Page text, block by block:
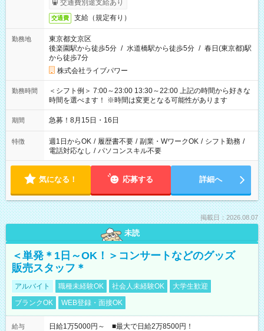
交通費別途支給あり
交通費 支給（規定有り）
勤務地
東京都文京区
後楽園駅から徒歩5分 / 水道橋駅から徒歩5分 / 春日(東京都)駅
から徒歩7分
株式会社ライブパワー
勤務時間
＜シフト例＞ 7:00～23:00 13:30～22:00 上記の時間から好きな
時間を選べます！ ※時間は変更となる可能性があります
期間 急募！8月15日・16日
特徴 週1日からOK / 履歴書不要 / 副業・WワークOK / シフト勤務 /
電話対応なし / パソコンスキル不要
気になる！ 応募する 詳細へ
掲載日：2026.08.07
未読
＜単発＊1日～OK！＞コンサートなどのグッズ
販売スタッフ＊
アルバイト 職種未経験OK 社会人未経験OK
大学生歓迎
ブランクOK
WEB登録・面接OK
給与 日給1万5000円～ ■最大で日給2万8500円！